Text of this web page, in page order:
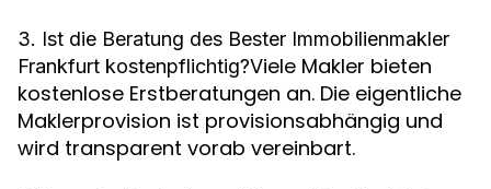
3. Ist die Beratung des Bester Immobilienmakler
Frankfurt kostenpflichtig?Viele Makler bieten
kostenlose Erstberatungen an. Die eigentliche
Maklerprovision ist provisionsabhängig und
wird transparent vorab vereinbart.